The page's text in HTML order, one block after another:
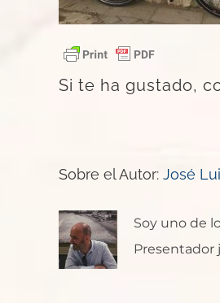
Si te ha gustado,
Sobre el Autor: José
Soy uno de
Presentador